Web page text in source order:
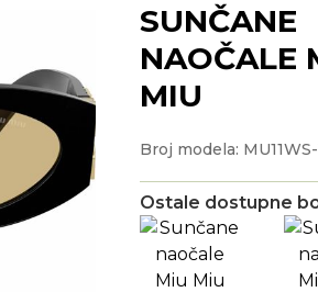
SUNČANE
NAOČALE
MIU
Broj modela:
Ostale dostupne